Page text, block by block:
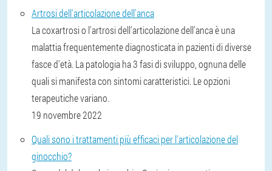
Artrosi dell'articolazione dell'anca
La coxartrosi o l'artrosi dell'articolazione dell'anca è una
malattia frequentemente diagnosticata in pazienti di diverse
fasce d'età. La patologia ha 3 fasi di sviluppo, ognuna delle
quali si manifesta con sintomi caratteristici. Le opzioni
terapeutiche variano.
19 novembre 2022
Quali sono i trattamenti più efficaci per l'articolazione del
ginocchio?